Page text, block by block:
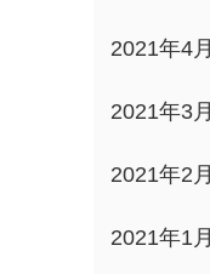
2021年4月
2021年3月
2021年2月
2021年1月